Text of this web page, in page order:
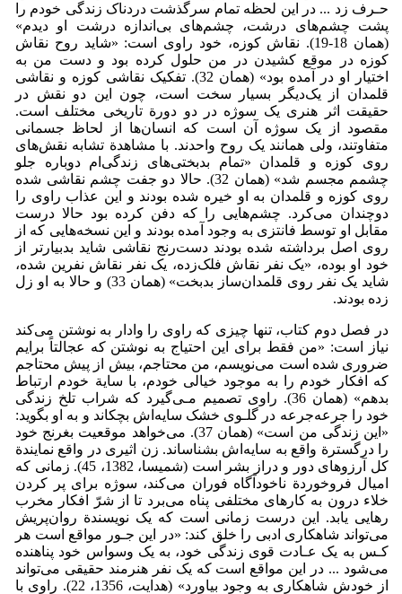
حـرف زد ... در این لحظه تمام سرگذشت دردناک زندگی خودم را
پشت چشم‌های درشت، چشم‌های بی‌اندازه درشت او دیدم»
(همان 18-19). نقاش کوزه، خود راوی است: «شاید روح نقاش
کوزه در موقع کشیدن در من حلول کرده بود و دست من به
اختیار او در آمده بود» (همان 32). تفکیک نقاشی کوزه و نقاشی
قلمدان از یک‌دیگر بسیار سخت است، چون این دو نقش در
حقیقت اثر هنری یک سوژه در دو دورة تاریخی مختلف است.
مقصود از یک سوژه آن است که انسان‌ها از لحاظ جسمانی
متفاوتند، ولی همانند یک روح واحدند. با مشاهدة تشابه نقش‌های
روی کوزه و قلمدان «تمام بدبختی‌های زندگی‌ام دوباره جلو
چشمم مجسم شد» (همان 32). حالا دو جفت چشم نقاشی شده
روی کوزه و قلمدان به او خیره شده بودند و این عذاب راوی را
دو‌چندان می‌کرد. چشم‌هایی را که دفن کرده بود حالا درست
مقابل او توسط فانتزی به وجود آمده بودند و این نسخه‌هایی که از
روی اصل برداشته شده بودند دست‌رنج نقاشی شاید بدبیارتر از
خود او بوده، «یک نفر نقاش فلک‌زده، یک نفر نقاش نفرین شده،
شاید یک نفر روی قلمدان‌ساز بدبخت» (همان 33) و حالا به او زل
زده بودند.
در فصل دوم کتاب، تنها چیزی که راوی را وادار به نوشتن می‌کند
نیاز است: «من فقط برای این احتیاج به نوشتن که عجالتاً برایم
ضروری شده است می‌نویسم، من محتاجم، بیش از پیش محتاجم
که افکار خودم را به موجود خیالی خودم، با سایة خودم ارتباط
بدهم» (همان 36). راوی تصمیم مـی‌گیرد که شراب تلخ زندگی
خود را جرعه‌جرعه در گلـوی خشک سایه‌اش بچکاند و به او بگوید:
«این زندگی من است» (همان 37). می‌خواهد موقعیت بغرنج خود
را درگسترة واقع به سایه‌اش بشناساند. زن اثیری در واقع نمایندة
کل آرزوهای دور و دراز بشر است (شمیسا، 1382، 45). زمانی که
امیال فروخوردة ناخودآگاه فوران می‌کند، سوژه برای پر کردن
خلاء درون به کارهای مختلفی پناه می‌برد تا از شرّ افکار مخرب
رهایی یابد. این درست زمانی است که یک نویسندة روان‌پریش
می‌تواند شاهکاری ادبی را خلق کند: «در این جـور مواقع است هر
کـس به یک عـادت قوی زندگی خود، به یک وسواس خود پناهنده
می‌شود ... در این مواقع است که یک نفر هنرمند حقیقی می‌تواند
از خودش شاهکاری به وجود بیاورد» (هدایت، 1356، 22). راوی با